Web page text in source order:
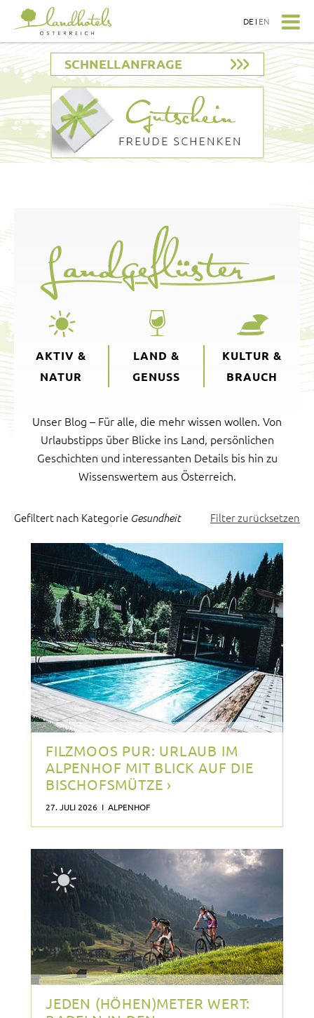
SCHNELLANFRAGE
AKTIV &
NATUR
LAND &
GENUSS
KULTUR &
BRAUCH
Unser Blog – Für alle, die mehr wissen wollen. Von
Urlaubstipps über Blicke ins Land, persönlichen
Geschichten und interessanten Details bis hin zu
Wissenswertem aus Österreich.
Gefiltert nach Kategorie Gesundheit Filter zurücksetzen
FILZMOOS PUR: URLAUB IM
ALPENHOF MIT BLICK AUF DIE
BISCHOFSMÜTZE ›
27. JULI 2026 I ALPENHOF
JEDEN (HÖHEN)METER WERT:
DE I EN